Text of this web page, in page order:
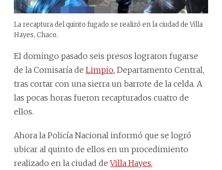
La recaptura del quinto fugado se realizó en la ciudad de Villa
Hayes, Chaco.
El domingo pasado seis presos lograron fugarse
de la Comisaría de Limpio, Departamento Central,
tras cortar con una sierra un barrote de la celda. A
las pocas horas fueron recapturados cuatro de
ellos.
Ahora la Policía Nacional informó que se logró
ubicar al quinto de ellos en un procedimiento
realizado en la ciudad deVilla Hayes,